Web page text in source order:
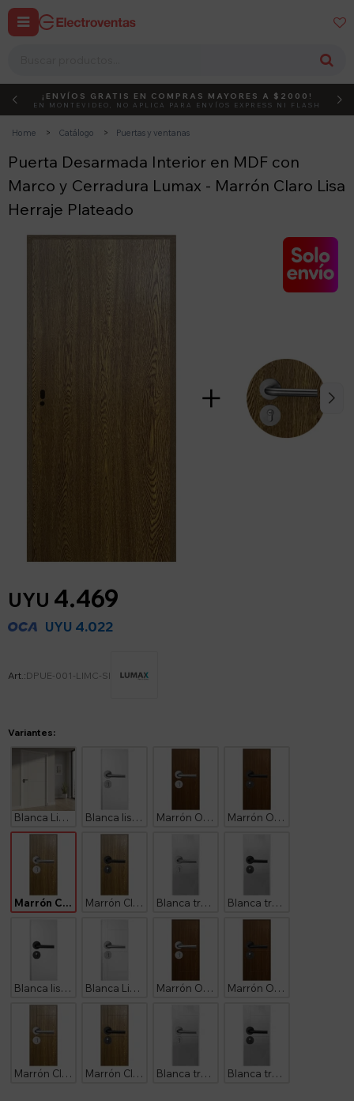
 
DEBUT ACTIVÁ EL CÓDIGO
¡ENVÍOS GRATIS EN COMPRAS MAYORES A $2000!
EN MONTEVIDEO, NO APLICA PARA ENVÍOS EXPRESS NI FLASH
Home Catálogo Puertas y ventanas
Puerta Desarmada Interior en MDF con
Marco y Cerradura Lumax - Marrón Claro Lisa
Herraje Plateado
UYU 4.469
UYU 4.022
DPUE-001-LIMC-SI
Variantes:
Blanca Lisa Diseño Ankara Herraje Negro Blanca lisa Herraje Plateado Marrón Oscuro Lisa Herraje Plateado Marrón Oscuro Lisa Herraje Negro
Marrón Claro Lisa Herraje Plateado Marrón Claro Lisa Herraje Negro Blanca tramada Herraje Plateado Blanca tramada Herraje Negro
Blanca lisa Herraje Negro Blanca Lisa Diseño Ankara Herraje Plateado Marrón Oscuro Diseño Ankara Herraje Plateado Marrón Oscuro Diseño Ankara Herraje Negro
Marrón Claro Diseño Ankara Herraje Plateado Marrón Claro Diseño Ankara Herraje Negro Blanca tramada Diseño Ankara Herraje Plateado Blanca tramada Diseño Ankara Herraje Negro